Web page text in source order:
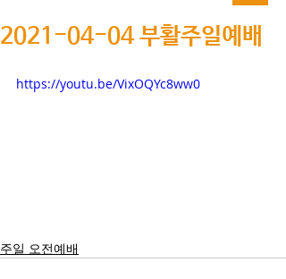
2021-04-04 부활주일예배
https://youtu.be/VixOQYc8ww0
주일 오전예배